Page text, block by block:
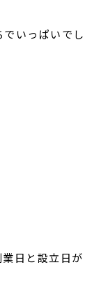
でいっぱいでし
日と設立日が